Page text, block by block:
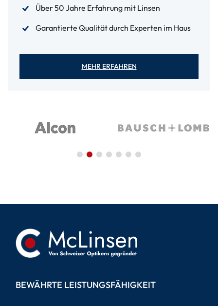
Über 50 Jahre Erfahrung mit Linsen
Garantierte Qualität durch Experten im Haus
MEHR ERFAHREN
BEWÄHRTE LEISTUNGSFÄHIGKEIT